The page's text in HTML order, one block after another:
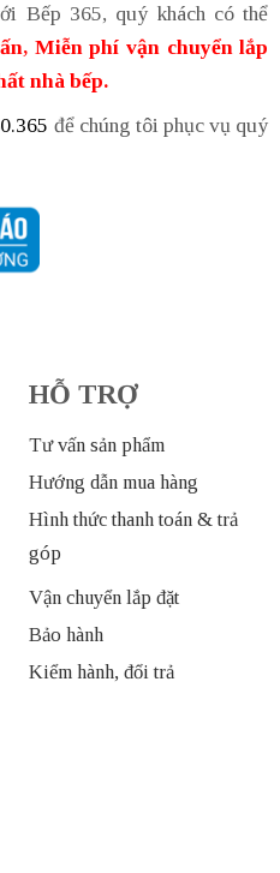
Bếp 365, quý khách có thể
Miễn phí vận chuyển lắp
nhà bếp.
để chúng tôi phục vụ quý
HỖ TRỢ
Tư vấn sản phẩm
Hướng dẫn mua hàng
Hình thức thanh toán & trả
góp
Vận chuyển lắp đặt
Bảo hành
Kiểm hành, đổi trả